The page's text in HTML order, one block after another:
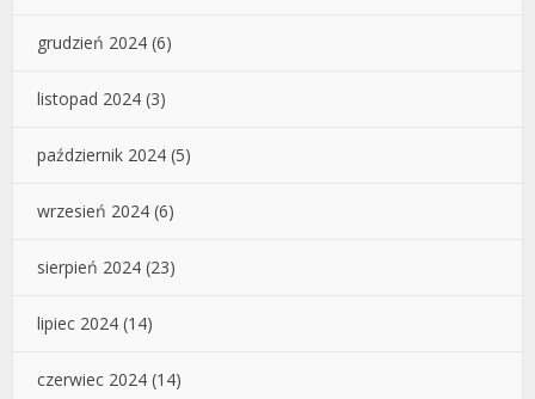
grudzień 2024 (6)
listopad 2024 (3)
październik 2024 (5)
wrzesień 2024 (6)
sierpień 2024 (23)
lipiec 2024 (14)
czerwiec 2024 (14)